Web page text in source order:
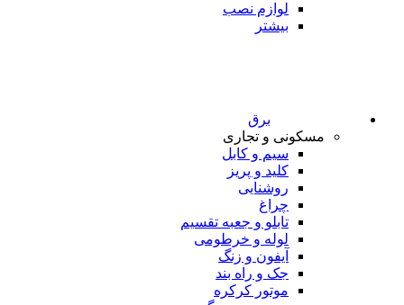
لوازم نصب
بیشتر
برق
مسکونی و تجاری
سیم و کابل
کلید و پریز
روشنایی
چراغ
تابلو و جعبه تقسیم
لوله و خرطومی
آیفون و زنگ
جک و راه بند
موتور کرکره